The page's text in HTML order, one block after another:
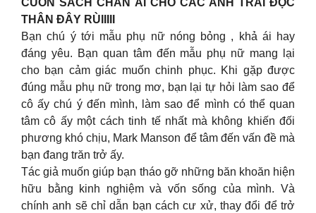
CUỐN SÁCH CHÂN ÁI CHO CÁC ANH TRAI ĐỘC
THÂN ĐÂY RÙIIIII
Bạn chú ý tới mẫu phụ nữ nóng bỏng , khả ái hay
đáng yêu. Bạn quan tâm đến mẫu phụ nữ mang lại
cho bạn cảm giác muốn chinh phục. Khi gặp được
đúng mẫu phụ nữ trong mơ, bạn lại tự hỏi làm sao để
cô ấy chú ý đến mình, làm sao để mình có thể quan
tâm cô ấy một cách tinh tế nhất mà không khiến đối
phương khó chịu, Mark Manson để tâm đến vấn đề mà
bạn đang trăn trở ấy.
Tác giả muốn giúp bạn tháo gỡ những băn khoăn hiện
hữu bằng kinh nghiệm và vốn sống của mình. Và
chính anh sẽ chỉ dẫn bạn cách cư xử, thay đổi để trở